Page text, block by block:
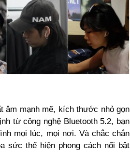
âm mạnh mẽ, kích thước nhỏ gọn
từ công nghệ Bluetooth 5.2, bạn
mọi lúc, mọi nơi. Và chắc chắn
sức thể hiện phong cách nổi bật